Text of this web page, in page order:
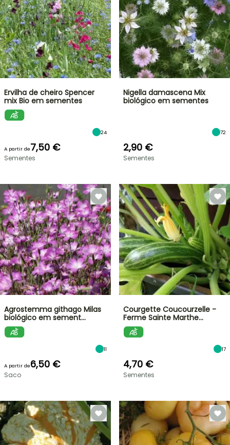
Ervilha de cheiro Spencer
mix Bio em sementes
24
A partir de7,50 €
Sementes
Nigella damascena Mix
biológico em sementes
72
2,90 €
Sementes
Agrostemma githago Milas
biológico em sement…
11
A partir de6,50 €
Saco
Courgette Coucourzelle -
Ferme Sainte Marthe…
17
4,70 €
Sementes